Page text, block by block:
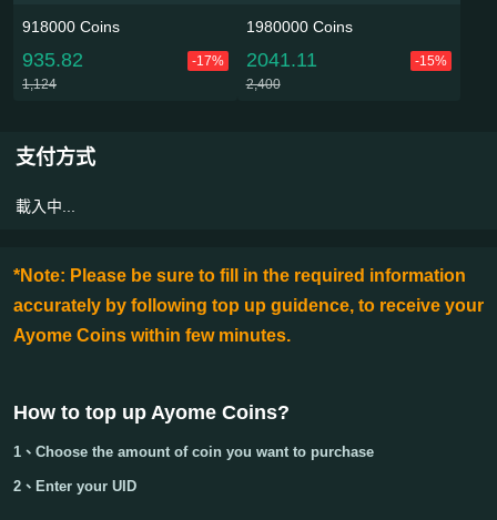
918000 Coins
935.82
-17%
1,124
1980000 Coins
2041.11
-15%
2,400
支付方式
載入中...
*Note: Please be sure to fill in the required information
accurately by following top up guidence, to receive your
Ayome Coins within few minutes.
How to top up Ayome Coins?
1、Choose the amount of coin you want to purchase
2、Enter your UID